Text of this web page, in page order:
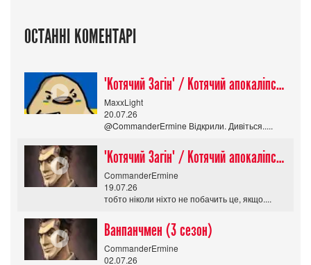
ОСТАННІ КОМЕНТАРІ
"Котячий Загін" / Котячий апокаліпсис / Cat Shit One
MaxxLight
20.07.26
@CommanderErmine Відкрили. Дивіться.....
"Котячий Загін" / Котячий апокаліпсис / Cat Shit One
CommanderErmine
19.07.26
тобто ніколи ніхто не побачить це, якщо....
Ванпанчмен (3 сезон)
CommanderErmine
02.07.26